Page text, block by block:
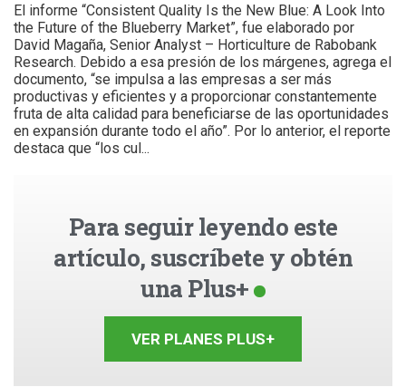
El informe “Consistent Quality Is the New Blue: A Look Into
the Future of the Blueberry Market”, fue elaborado por
David Magaña, Senior Analyst – Horticulture de Rabobank
Research. Debido a esa presión de los márgenes, agrega el
documento, “se impulsa a las empresas a ser más
productivas y eficientes y a proporcionar constantemente
fruta de alta calidad para beneficiarse de las oportunidades
en expansión durante todo el año”. Por lo anterior, el reporte
destaca que “los cul...
Para seguir leyendo este
artículo, suscríbete y obtén
una Plus+
VER PLANES PLUS+